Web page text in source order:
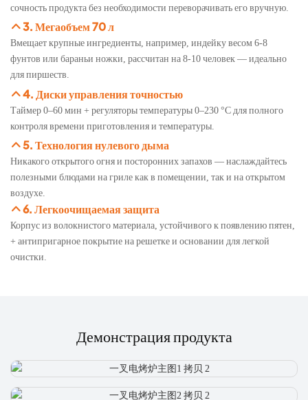
сочность продукта без необходимости переворачивать его вручную.
3. Мегаобъем 70 л
Вмещает крупные ингредиенты, например, индейку весом 6-8
фунтов или бараньи ножки, рассчитан на 8-10 человек — идеально
для пиршеств.
4. Диски управления точностью
Таймер 0–60 мин + регуляторы температуры 0–230 °C для полного
контроля времени приготовления и температуры.
5. Технология нулевого дыма
Никакого открытого огня и посторонних запахов — наслаждайтесь
полезными блюдами на гриле как в помещении, так и на открытом
воздухе.
6. Легкоочищаемая защита
Корпус из волокнистого материала, устойчивого к появлению пятен,
+ антипригарное покрытие на решетке и основании для легкой
очистки.
Демонстрация продукта